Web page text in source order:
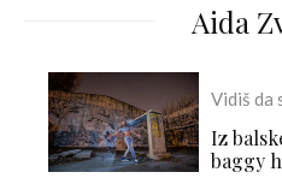
Aida
Vidiš da
Iz
baggy